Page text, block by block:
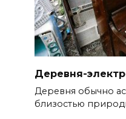
Деревня-
Деревня обычно
близостью